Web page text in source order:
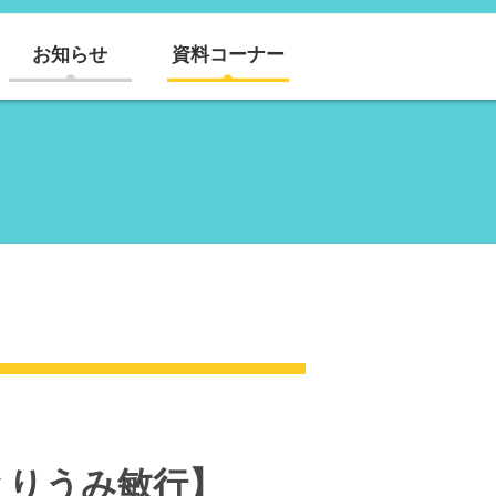
お知らせ 資料コーナー
うみ敏行】